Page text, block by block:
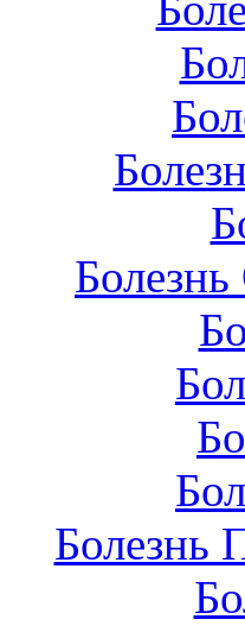
Болезнь